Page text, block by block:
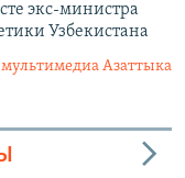
экс-министра
Узбекистана
мультимедиа Азаттыка